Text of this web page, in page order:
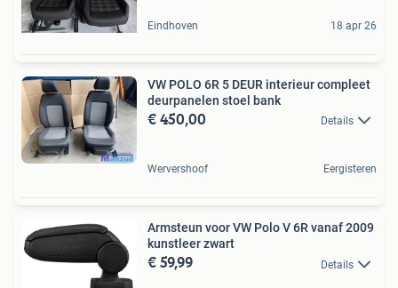
Eindhoven 18 apr 26
VW POLO 6R 5 DEUR interieur compleet
deurpanelen stoel bank
€ 450,00 Details
Wervershoof Eergisteren
Armsteun voor VW Polo V 6R vanaf 2009
kunstleer zwart
€ 59,99 Details